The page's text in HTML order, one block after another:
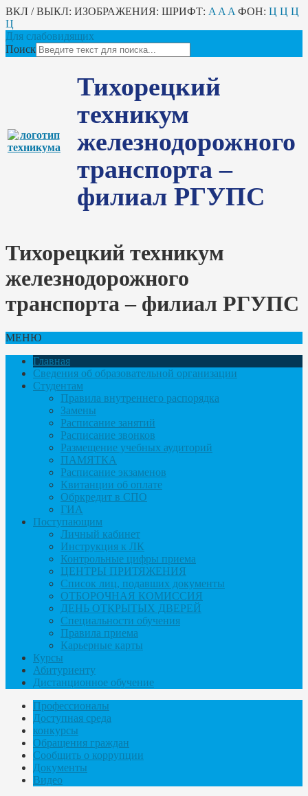
ВКЛ / ВЫКЛ: ИЗОБРАЖЕНИЯ: ШРИФТ: A A A ФОН: Ц Ц Ц
Ц
Для слабовидящих
Поиск
Тихорецкий
техникум
железнодорожного
транспорта –
филиал РГУПС
Тихорецкий техникум
железнодорожного
транспорта – филиал РГУПС
МЕНЮ
Главная
Сведения об образовательной организации
Студентам
Правила внутреннего распорядка
Замены
Расписание занятий
Расписание звонков
Размещение учебных аудиторий
ПАМЯТКА
Расписание экзаменов
Квитанции об оплате
Обркредит в СПО
ГИА
Поступающим
Личный кабинет
Инструкция к ЛК
Контрольные цифры приема
ЦЕНТРЫ ПРИТЯЖЕНИЯ
Список лиц, подавших документы
ОТБОРОЧНАЯ КОМИССИЯ
ДЕНЬ ОТКРЫТЫХ ДВЕРЕЙ
Специальности обучения
Правила приема
Карьерные карты
Курсы
Абитуриенту
Дистанционное обучение
Профессионалы
Доступная среда
конкурсы
Обращения граждан
Сообщить о коррупции
Документы
Видео